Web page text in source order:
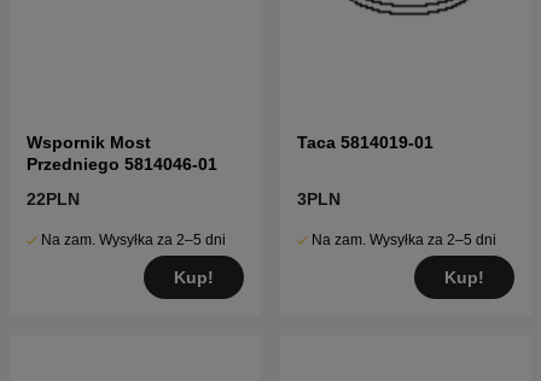
Wspornik Most
Przedniego 5814046-01
22PLN
Na zam. Wysyłka za 2–5 dni
Kup!
Taca 5814019-01
3PLN
Na zam. Wysyłka za 2–5 dni
Kup!